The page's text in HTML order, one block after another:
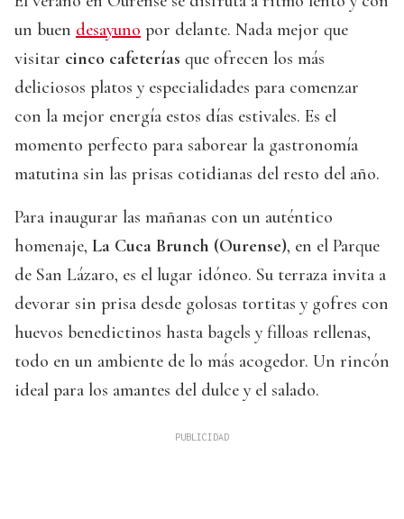
un buen desayuno por delante. Nada mejor que
visitar cinco cafeterías que ofrecen los más
deliciosos platos y especialidades para comenzar
con la mejor energía estos días estivales. Es el
momento perfecto para saborear la gastronomía
matutina sin las prisas cotidianas del resto del año.
Para inaugurar las mañanas con un auténtico
homenaje, La Cuca Brunch (Ourense), en el Parque
de San Lázaro, es el lugar idóneo. Su terraza invita a
devorar sin prisa desde golosas tortitas y gofres con
huevos benedictinos hasta bagels y filloas rellenas,
todo en un ambiente de lo más acogedor. Un rincón
ideal para los amantes del dulce y el salado.